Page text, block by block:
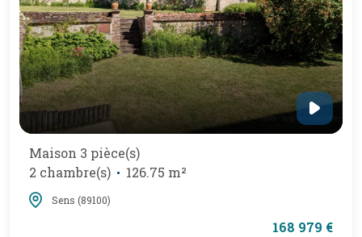
Maison 3 pièce(s)
2 chambre(s)
126.75 m²
Sens (89100)
168 979 €